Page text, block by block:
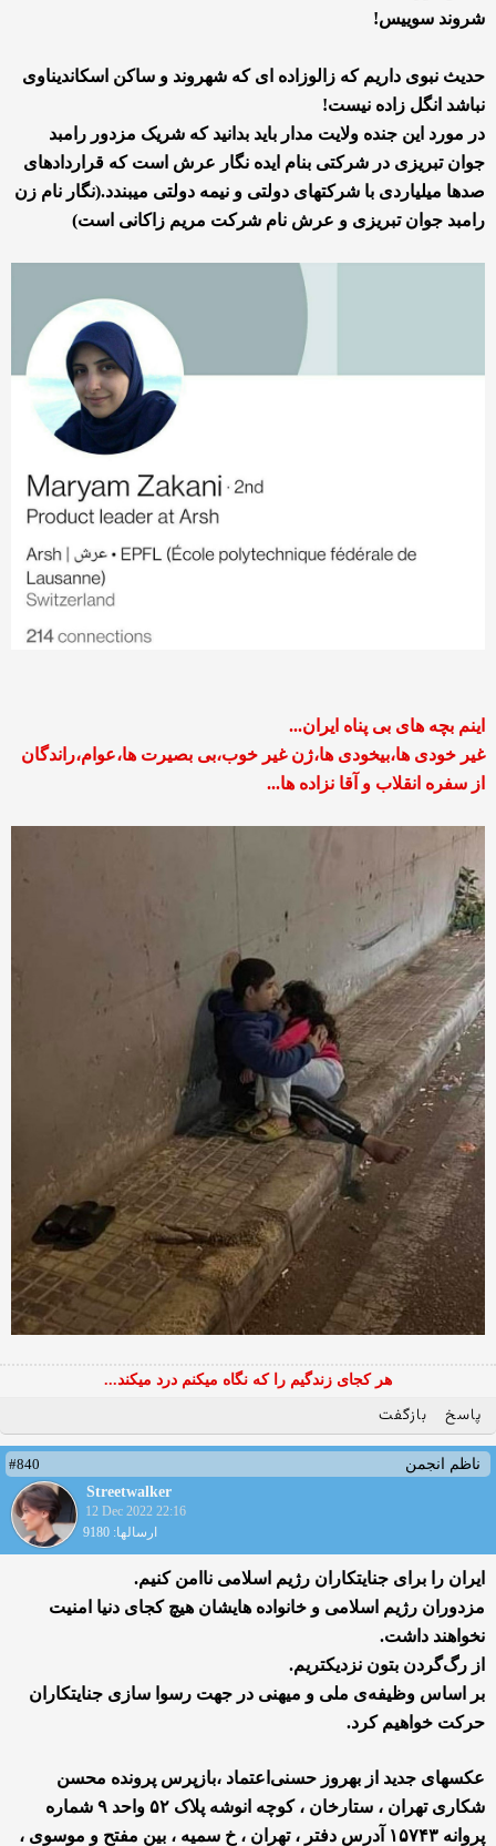
شروند سوییس!
حدیث نبوی داریم که زالوزاده ای که شهروند و ساکن اسکاندیناوی
نباشد انگل زاده نیست!
در مورد این جنده ولایت مدار باید بدانید که شریک مزدور رامبد
جوان تبریزی در شرکتی بنام ایده نگار عرش است که قراردادهای
صدها میلیاردی با شرکتهای دولتی و نیمه دولتی میبندد.(نگار نام زن
رامبد جوان تبریزی و عرش نام شرکت مریم زاکانی است)
اینم بچه های بی پناه ایران...
غیر خودی ها،بیخودی ها،ژن غیر خوب،بی بصیرت ها،عوام،راندگان
از سفره انقلاب و آقا نزاده ها...
هر کجای زندگیم را که نگاه میکنم درد میکند...
پاسخ بازگفت
ناظم انجمن
#840
Streetwalker
12 Dec 2022 22:16
ارسالها: 9180
ایران را برای جنایتکاران رژیم اسلامی ناامن کنیم.
مزدوران رژیم اسلامی و خانواده هایشان هیچ کجای دنیا امنیت
نخواهند داشت.
از رگ‌گردن بتون نزدیکتریم.
بر اساس وظیفه‌ی ملی و میهنی در جهت رسوا سازی جنایتکاران
حرکت خواهیم کرد.
عکسهای جدید از بهروز حسنی‌اعتماد ،بازپرس پرونده ‎محسن
شکاری تهران ، ستارخان ، کوچه انوشه پلاک ۵۲ واحد ۹ شماره
پروانه ۱۵۷۴۳ آدرس دفتر ، تهران ، خ سمیه ، بین مفتح و موسوی ،